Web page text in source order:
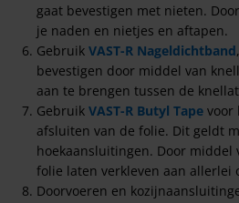
gaat bevestigen met nieten.
je naden en nietjes en aftapen.
Gebruik VAST-R Nageldichtband
bevestigen door middel van
aan te brengen tussen de
Gebruik VAST-R Butyl Tape voor
afsluiten van de folie. Dit geldt
hoekaansluitingen. Door middel
folie laten verkleven aan allerlei
Doorvoeren en